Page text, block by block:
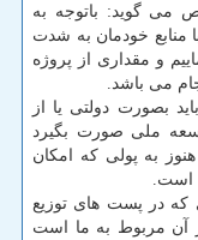
می گوید: باتوجه به
منابع خودمان به شدت
و مقداری از پروژه
می باشد.
بصورت دولتی یا از
ملی صورت بگیرد
به پولی که امکان
است.
در پست های توزیع
آن مربوط به ما است